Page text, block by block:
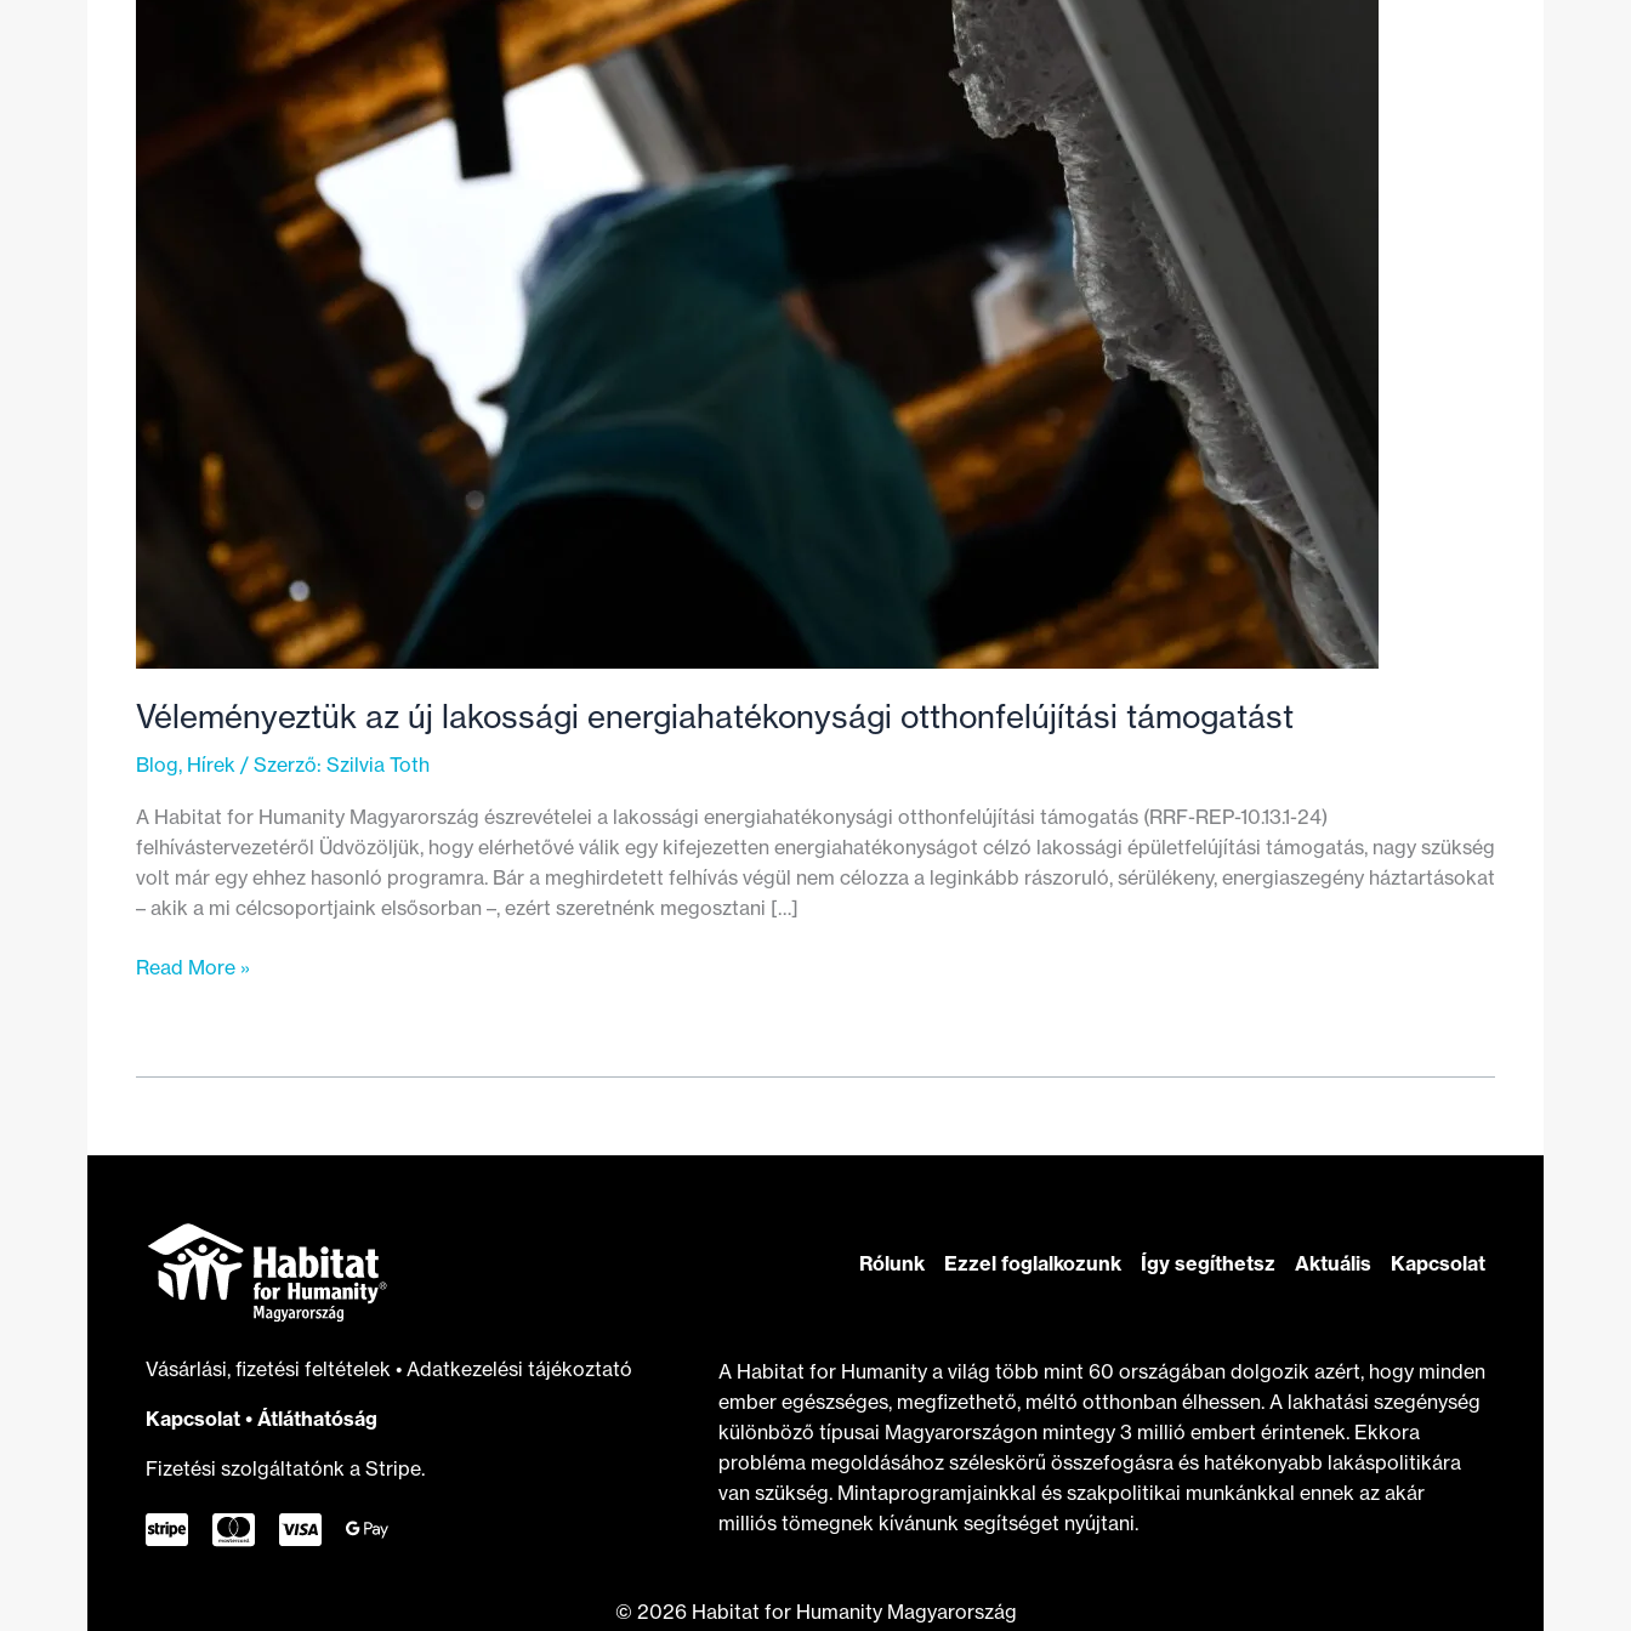
Véleményeztük az új lakossági energiahatékonysági otthonfelújítási támogatást
Blog, Hírek / Szerző: Szilvia Toth
A Habitat for Humanity Magyarország észrevételei a lakossági energiahatékonysági otthonfelújítási támogatás (RRF-REP-10.13.1-24)
felhívástervezetéről Üdvözöljük, hogy elérhetővé válik egy kifejezetten energiahatékonyságot célzó lakossági épületfelújítási támogatás, nagy szükség
volt már egy ehhez hasonló programra. Bár a meghirdetett felhívás végül nem célozza a leginkább rászoruló, sérülékeny, energiaszegény háztartásokat
– akik a mi célcsoportjaink elsősorban –, ezért szeretnénk megosztani […]
Véleményeztük
Read More »
Vásárlási, fizetési feltételek • Adatkezelési tájékoztató
Kapcsolat • Átláthatóság
Fizetési szolgáltatónk a Stripe.
Rólunk Ezzel foglalkozunk Így segíthetsz Aktuális Kapcsolat
A Habitat for Humanity a világ több mint 60 országában dolgozik azért, hogy minden
ember egészséges, megfizethető, méltó otthonban élhessen. A lakhatási szegénység
különböző típusai Magyarországon mintegy 3 millió embert érintenek. Ekkora
probléma megoldásához széleskörű összefogásra és hatékonyabb lakáspolitikára
van szükség. Mintaprogramjainkkal és szakpolitikai munkánkkal ennek az akár
milliós tömegnek kívánunk segítséget nyújtani.
© 2026 Habitat for Humanity Magyarország